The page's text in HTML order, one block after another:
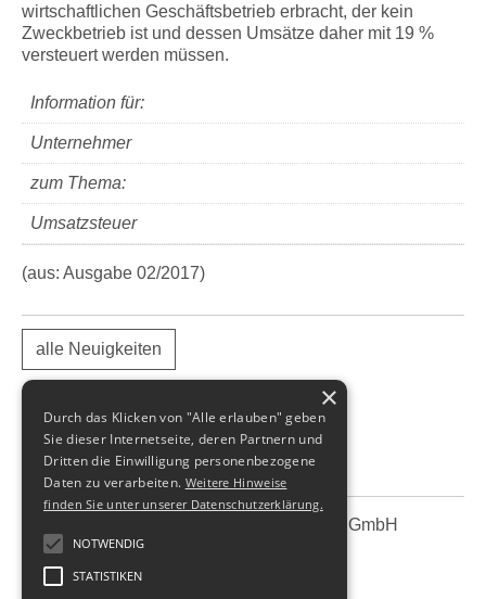
wirtschaftlichen Geschäftsbetrieb erbracht, der kein
Zweckbetrieb ist und dessen Umsätze daher mit 19 %
versteuert werden müssen.
Information für:
Unternehmer
zum Thema:
Umsatzsteuer
(aus: Ausgabe 02/2017)
alle Neuigkeiten
SBS
SBS Richter, Trenner & Kollegen GmbH
Steuerberatungsgesellschaft
Hohe Straße 55
×
Durch das Klicken von "Alle erlauben" geben
Sie dieser Internetseite, deren Partnern und
Dritten die Einwilligung personenbezogene
Daten zu verarbeiten. Weitere Hinweise
finden Sie unter unserer Datenschutzerklärung.
NOTWENDIG
STATISTIKEN